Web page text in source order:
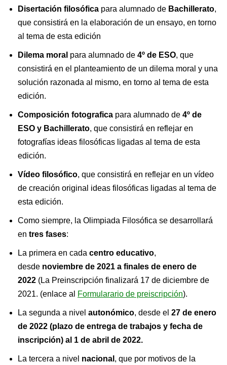
Disertación filosófica para alumnado de Bachillerato,
que consistirá en la elaboración de un ensayo, en torno
al tema de esta edición
Dilema moral para alumnado de 4º de ESO, que
consistirá en el planteamiento de un dilema moral y una
solución razonada al mismo, en torno al tema de esta
edición.
Composición fotografica para alumnado de 4º de
ESO y Bachillerato, que consistirá en reflejar en
fotografías ideas filosóficas ligadas al tema de esta
edición.
Vídeo filosófico, que consistirá en reflejar en un vídeo
de creación original ideas filosóficas ligadas al tema de
esta edición.
Como siempre, la Olimpiada Filosófica se desarrollará
en tres fases:
La primera en cada centro educativo,
desde noviembre de 2021 a finales de enero de
2022 (La Preinscripción finalizará 17 de diciembre de
2021. (enlace al
Formularario de preiscripción).
La segunda a nivel autonómico, desde el 27 de enero
de 2022 (plazo de entrega de trabajos y fecha de
inscripción) al 1 de abril de 2022.
La tercera a nivel nacional , que por motivos de la